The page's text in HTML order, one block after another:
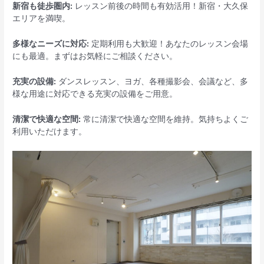
新宿も徒歩圏内: レッスン前後の時間も有効活用！新宿・大久保
エリアを満喫。
多様なニーズに対応: 定期利用も大歓迎！あなたのレッスン会場
にも最適。まずはお気軽にご相談ください。
充実の設備: ダンスレッスン、ヨガ、各種撮影会、会議など、多
様な用途に対応できる充実の設備をご用意。
清潔で快適な空間: 常に清潔で快適な空間を維持。気持ちよくご
利用いただけます。